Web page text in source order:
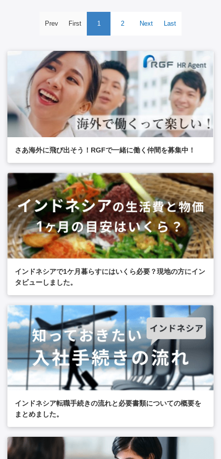
Prev First 1 2 Next Last
さあ海外に飛び出そう！RGFで一緒に働く仲間を募集中！
インドネシアで1ケ月暮らすにはいくら必要？現地の方にイン
タビューしました。
インドネシア転職手続きの流れと必要書類についての概要を
まとめました。